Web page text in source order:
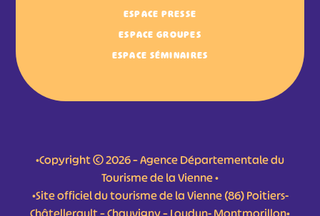
ESPACE PRESSE
ESPACE GROUPES
ESPACE SÉMINAIRES
•Copyright © 2026 – Agence Départementale du
Tourisme de la Vienne •
•Site officiel du tourisme de la Vienne (86) Poitiers-